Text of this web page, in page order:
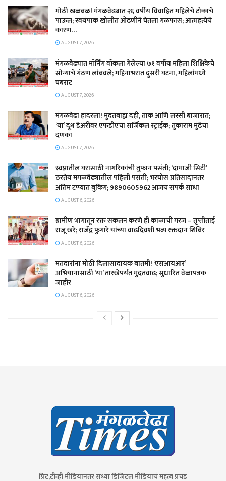
मोठी खळबळ! मंगळवेढ्यात २६ वर्षीय विवाहित महिलेचे टोकाचे
पाऊल; स्वयंपाक खोलीत ओढणीने घेतला गळफास; आत्महत्येचे
कारण…
AUGUST 7, 2026
मंगळवेढ्यात मॉर्निंग वॉकला गेलेल्या ७१ वर्षीय महिला शिक्षिकेचे
सोन्याचे गंठण लांबवले; महिनाभरात दुसरी घटना, महिलांमध्ये
घबराट
AUGUST 7, 2026
​मंगळवेढा हादरला! मुदतबाह्य दही, ताक आणि लस्सी बाजारात;
‘या’ दूध डेअरीवर एफडीएचा सर्जिकल स्ट्राईक; ​तुकाराम मुंढेचा
दणका
AUGUST 7, 2026
स्वप्नातील घरासाठी नागरिकांची तुफान पसंती; ‘दामाजी सिटी’
ठरतेय मंगळवेढ्यातील पहिली पसंती; भरघोस प्रतिसादानंतर
अंतिम टप्प्यात बुकिंग; 9890605962 आजच संपर्क साधा
AUGUST 6, 2026
ग्रामीण भागातून रक्त संकलन करणे ही काळाची गरज – तृप्तीताई
राजू खरे; राजेंद्र फुगारे यांच्या वाढदिवशी भव्य रक्तदान शिबिर
AUGUST 6, 2026
मतदारांना मोठी दिलासादायक बातमी! ‘एसआयआर’
अभियानासाठी ‘या’ तारखेपर्यंत मुदतवाढ; सुधारित वेळापत्रक
जाहीर
AUGUST 6, 2026
प्रिंट,टीव्ही मीडियानंतर सध्या डिजिटल मीडियाचं महत्व प्रचंड